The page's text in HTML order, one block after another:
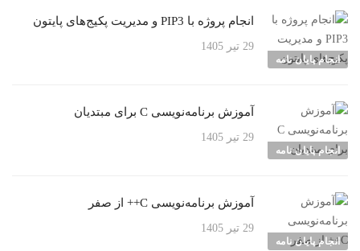
انجام پایان نامه
انجام پروژه با PIP3 و مدیریت پکیج‌های پایتون
29 تیر 1405
انجام پایان نامه
آموزش برنامه‌نویسی C برای مبتدیان
29 تیر 1405
انجام پایان نامه
آموزش برنامه‌نویسی C++ از صفر
29 تیر 1405